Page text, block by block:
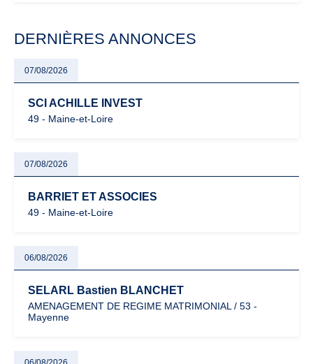
DERNIÈRES ANNONCES
07/08/2026
SCI ACHILLE INVEST
49 - Maine-et-Loire
07/08/2026
BARRIET ET ASSOCIES
49 - Maine-et-Loire
06/08/2026
SELARL Bastien BLANCHET
AMENAGEMENT DE REGIME MATRIMONIAL / 53 -
Mayenne